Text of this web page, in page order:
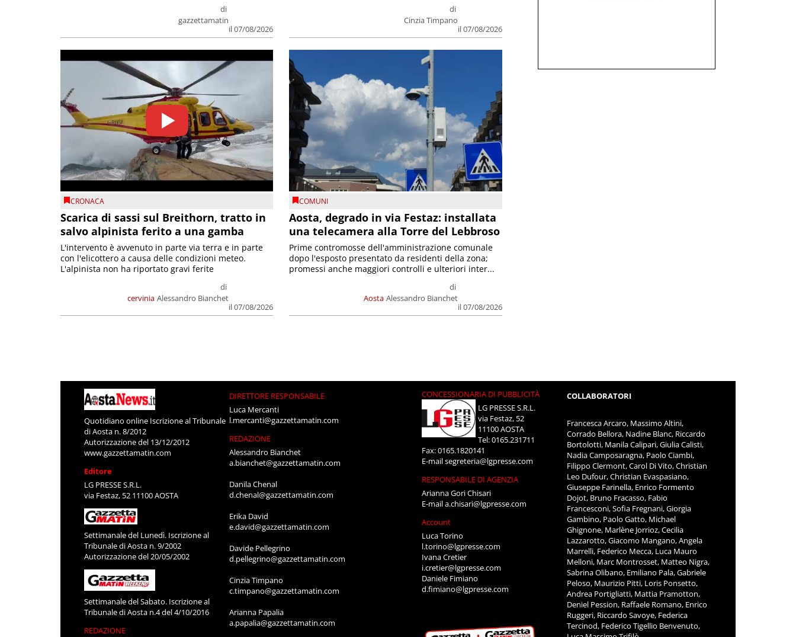
di
gazzettamatin
il 07/08/2026
di
Cinzia Timpano
il 07/08/2026
CRONACA
Scarica di sassi sul Breithorn, tratto in
salvo alpinista ferito a una gamba
cervinia
di
Alessandro Bianchet
il 07/08/2026
L'intervento è avvenuto in parte via terra e in parte
con l'elicottero a causa delle condizioni meteo.
L'alpinista non ha riportato gravi ferite
COMUNI
Aosta, degrado in via Festaz: installata
una telecamera alla Torre del Lebbroso
Aosta
di
Alessandro Bianchet
il 07/08/2026
Prime contromosse dell'amministrazione comunale
dopo l'esposto presentato da residenti della zona;
promessi anche maggiori controlli e ulteriori inter...
Quotidiano online Iscrizione al Tribunale
di Aosta n. 8/2012
Autorizzazione del 13/12/2012
www.gazzettamatin.com
Editore
LG PRESSE S.R.L.
via Festaz, 52 11100 AOSTA
Settimanale del Lunedì. Iscrizione al
Tribunale di Aosta n. 9/2002
Autorizzazione del 20/05/2002
Settimanale del Sabato. Iscrizione al
Tribunale di Aosta n.4 del 4/10/2016
REDAZIONE
DIRETTORE RESPONSABILE
Luca Mercanti
l.mercanti@gazzettamatin.com
REDAZIONE
Alessandro Bianchet
a.bianchet@gazzettamatin.com
Danila Chenal
d.chenal@gazzettamatin.com
Erika David
e.david@gazzettamatin.com
Davide Pellegrino
d.pellegrino@gazzettamatin.com
Cinzia Timpano
c.timpano@gazzettamatin.com
Arianna Papalia
a.papalia@gazzettamatin.com
CONCESSIONARIA DI PUBBLICITÀ
LG PRESSE S.R.L.
via Festaz, 52
11100 AOSTA
Tel: 0165.231711
Fax: 0165.1820141
E-mailsegreteria@lgpresse.com
RESPONSABILE DI AGENZIA
Arianna Gori Chisari
E-maila.chisari@lgpresse.com
Account
Luca Torino
l.torino@lgpresse.com
Ivana Cretier
i.cretier@lgpresse.com
Daniele Fimiano
d.fimiano@lgpresse.com
COLLABORATORI
Francesca Arcaro, Massimo Altini,
Corrado Bellora, Nadine Blanc, Riccardo
Bortolotti, Manila Calipari, Giulia Calisti,
Nadia Camposaragna, Paolo Ciambi,
Filippo Clermont, Carol Di Vito, Christian
Leo Dufour, Christian Evaspasiano,
Giuseppe Farinella, Enrico Formento
Dojot, Bruno Fracasso, Fabio
Francesconi, Sofia Fregnani, Giorgia
Gambino, Paolo Gatto, Michael
Ghignone, Marlène Jorrioz, Cecilia
Lazzarotto, Giacomo Mangano, Angela
Marrelli, Federico Mecca, Luca Mauro
Melloni, Marc Montrosset, Matteo Nigra,
Sabrina Olibano, Emiliano Pala, Gabriele
Peloso, Maurizio Pitti, Loris Ponsetto,
Andrea Portigliatti, Mattia Pramotton,
Deniel Pession, Raffaele Romano, Enrico
Ruggeri, Riccardo Savoye, Federica
Tercinod, Federico Tigellio Benvenuto,